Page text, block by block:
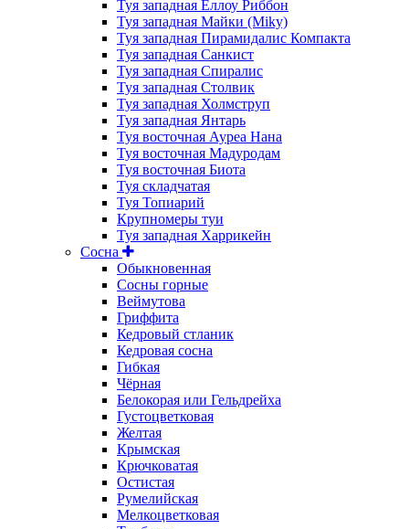
Туя западная Еллоу Риббон
Туя западная Майки (Miky)
Туя западная Пирамидалис Компакта
Туя западная Санкист
Туя западная Спиралис
Туя западная Столвик
Туя западная Холмструп
Туя западная Янтарь
Туя восточная Ауреа Нана
Туя восточная Мадуродам
Туя восточная Биота
Туя складчатая
Туя Топиарий
Крупномеры туи
Туя западная Харрикейн
Сосна
Обыкновенная
Сосны горные
Веймутова
Гриффита
Кедровый стланик
Кедровая сосна
Гибкая
Чёрная
Белокорая или Гельдрейха
Густоцветковая
Желтая
Крымская
Крючковатая
Остистая
Румелийская
Мелкоцветковая